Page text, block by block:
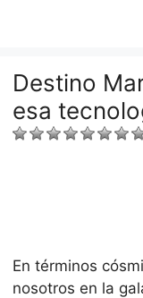
Destino
esa
En términos
nosotros en la